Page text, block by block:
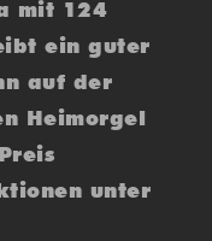
mit 124
ein guter
auf der
Heimorgel
unter